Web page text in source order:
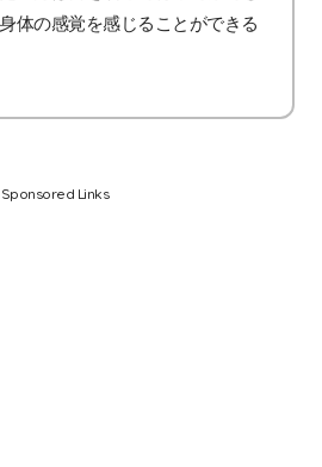
体の感覚を感じることができる
Sponsored Links